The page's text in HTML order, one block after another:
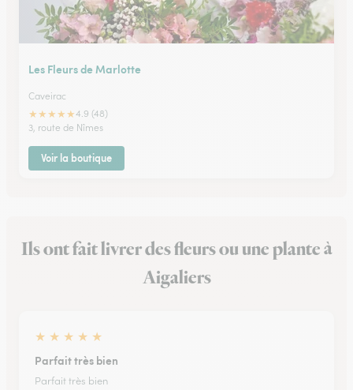
Les Fleurs de Marlotte
Caveirac
★★★★★4.9 (48)
3, route de Nîmes
Voir la boutique
Ils ont fait livrer des fleurs ou une plante à
Aigaliers
★ ★ ★ ★ ★
Parfait très bien
Parfait très bien